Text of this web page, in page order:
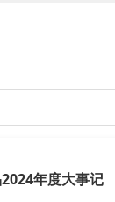
年度大事记